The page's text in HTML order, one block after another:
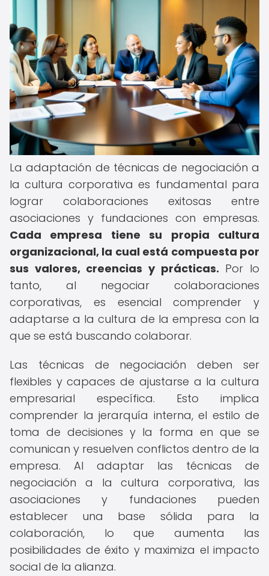
La adaptación de técnicas de negociación a
la cultura corporativa es fundamental para
lograr colaboraciones exitosas entre
asociaciones y fundaciones con empresas.
Cada empresa tiene su propia cultura
organizacional, la cual está compuesta por
sus valores, creencias y prácticas. Por lo
tanto, al negociar colaboraciones
corporativas, es esencial comprender y
adaptarse a la cultura de la empresa con la
que se está buscando colaborar.
Las técnicas de negociación deben ser
flexibles y capaces de ajustarse a la cultura
empresarial específica. Esto implica
comprender la jerarquía interna, el estilo de
toma de decisiones y la forma en que se
comunican y resuelven conflictos dentro de la
empresa. Al adaptar las técnicas de
negociación a la cultura corporativa, las
asociaciones y fundaciones pueden
establecer una base sólida para la
colaboración, lo que aumenta las
posibilidades de éxito y maximiza el impacto
social de la alianza.